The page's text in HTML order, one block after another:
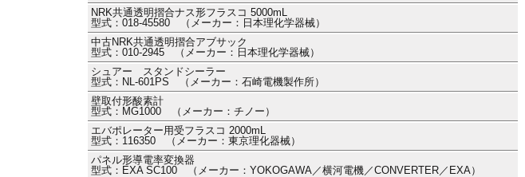
NRK共通透明摺合ナス形フラスコ 5000mL
型式：018-45580 （メーカー：日本理化学器械）
中古NRK共通透明摺合アブサック
型式：010-2945 （メーカー：日本理化学器械）
シュアー スタンドシーラー
型式：NL-601PS （メーカー：石崎電機製作所）
壁取付形酸素計
型式：MG1000 （メーカー：チノー）
エバポレーター用受フラスコ 2000mL
型式：116350 （メーカー：東京理化器械）
パネル形導電率変換器
型式：EXA SC100 （メーカー：YOKOGAWA／横河電機／CONVERTER／EXA）